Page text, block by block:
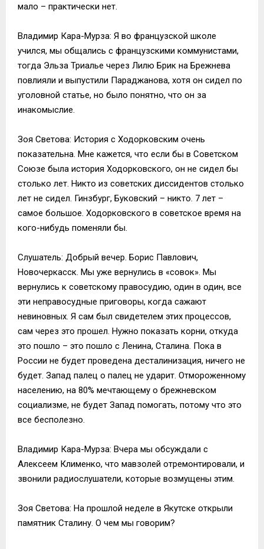
мало – практически нет.
Владимир Кара-Мурза: Я во французской школе
учился, мы общались с французскими коммунистами,
тогда Эльза Триалье через Лилю Брик на Брежнева
повлияли и выпустили Параджанова, хотя он сидел по
уголовной статье, но было понятно, что он за
инакомыслие.
Зоя Светова: История с Ходорковским очень
показательна. Мне кажется, что если бы в Советском
Союзе была история Ходорковского, он не сидел бы
столько лет. Никто из советских диссидентов столько
лет не сидел. Гинзбург, Буковский – никто. 7 лет –
самое большое. Ходорковского в советское время на
кого-нибудь поменяли бы.
Слушатель: Добрый вечер. Борис Павлович,
Новочеркасск. Мы уже вернулись в «совок». Мы
вернулись к советскому правосудию, один в один, все
эти неправосудные приговоры, когда сажают
невиновных. Я сам был свидетелем этих процессов,
сам через это прошел. Нужно показать корни, откуда
это пошло – это пошло с Ленина, Сталина. Пока в
России не будет проведена десталинизация, ничего не
будет. Запад палец о палец не ударит. Отмороженному
населению, на 80% мечтающему о брежневском
социализме, не будет Запад помогать, потому что это
все бесполезно.
Владимир Кара-Мурза: Вчера мы обсуждали с
Алексеем Клименко, что мавзолей отремонтировали, и
звонили радиослушатели, которые возмущены этим.
Зоя Светова: На прошлой неделе в Якутске открыли
памятник Сталину. О чем мы говорим?